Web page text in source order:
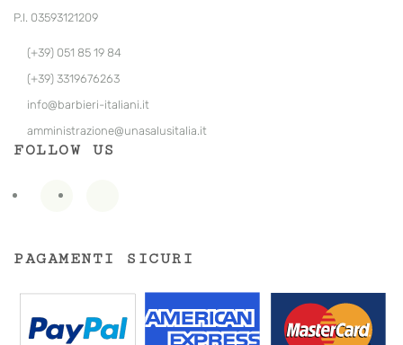
P.I. 03593121209
(+39) 051 85 19 84
(+39) 3319676263
info@barbieri-italiani.it
amministrazione@unasalusitalia.it
FOLLOW US
PAGAMENTI SICURI